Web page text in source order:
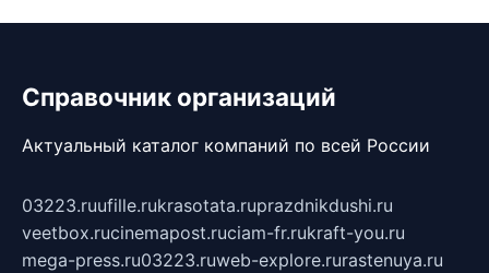
Справочник организаций
Актуальный каталог компаний по всей России
03223.ruufille.rukrasotata.ruprazdnikdushi.ru
veetbox.rucinemapost.ruciam-fr.rukraft-you.ru
mega-press.ru03223.ruweb-explore.rurastenuya.ru